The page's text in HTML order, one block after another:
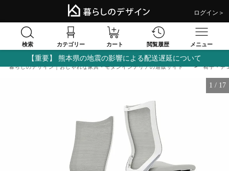
ログイン＞
検索 カテゴリー カート 閲覧履歴 メニュー
【重要】 熊本県の地震の影響による配送遅延について
暮らしのデザイン｜おしゃれな家具・モダンインテリアの通販サイト 椅子・チ
1 / 17